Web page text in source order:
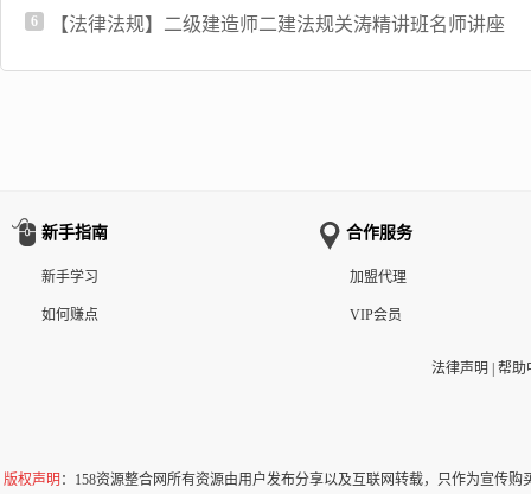
6 【法律法规】二级建造师二建法规关涛精讲班名师讲座
新手指南
新手学习
如何赚点
合作服务
加盟代理
VIP会员
法律声明 帮助
版权声明 ：158资源整合网所有资源由用户发布分享以及互联网转载，只作为宣传